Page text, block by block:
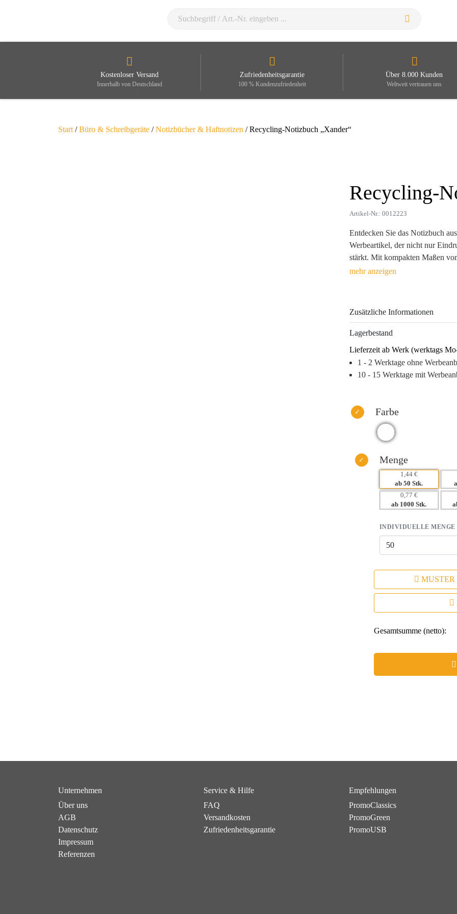
Kostenloser Versand
Innerhalb von Deutschland
Zufriedenheitsgarantie
100 % Kundenzufriedenheit
Über 8.000 Kunden
Weltweit vertrauen uns
Start /Büro & Schreibgeräte /Notizbücher & Haftnotizen / Recycling-Notizbuch „Xander“
Recycling-
Artikel-Nr.: 0012223
Entdecken Sie das Notizbuch
Werbeartikel, der nicht nur
stärkt. Mit kompakten Maßen
100 g passt es ideal in jede
wichtige Notizen. Durch die
Setzen Sie auf ein Produkt, das
und damit Ihre Markenbotschaft
für Nachhaltigkeit und schaffen
– Umweltschonend und modern
– Praktisch und handlich –
– Langfristige Sichtbarkeit –
– Emotionale Bindung –
Zusätzliche Informationen
Lagerbestand
Lieferzeit ab Werk (werktags
1 - 2 Werktage ohne
10 - 15 Werktage mit
Farbe
Menge
1,44 €
ab 50 Stk.
0,77 €
ab 1000 Stk.
INDIVIDUELLE MENGE
MUSTER
Gesamtsumme (netto):
Unternehmen
Über uns
AGB
Datenschutz
Impressum
Referenzen
Service & Hilfe
FAQ
Versandkosten
Zufriedenheitsgarantie
Empfehlungen
PromoClassics
PromoGreen
PromoUSB